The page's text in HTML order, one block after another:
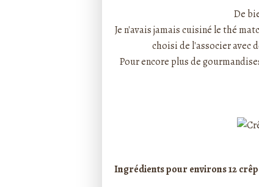
De
Je n'avais jamais cuisiné le thé
choisi de l'associer avec
Pour encore plus de
Ingrédients pour environs 12